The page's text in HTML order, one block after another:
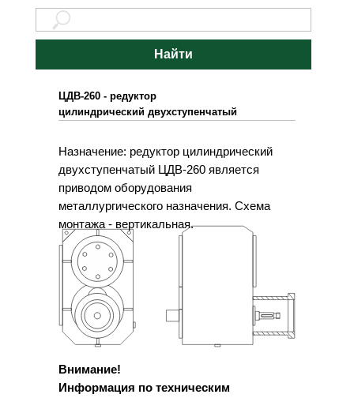
Найти
Назначение: редуктор цилиндрический
двухступенчатый ЦДВ-260 является
приводом оборудования
металлургического назначения. Схема
монтажа - вертикальная.
Внимание!
Информация по техническим
ЦДВ-260 - редуктор
цилиндрический двухступенчатый